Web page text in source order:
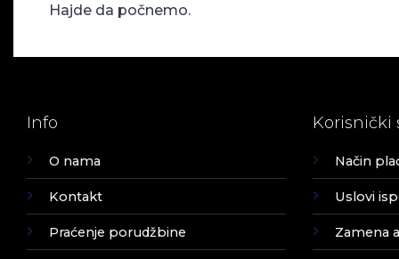
Hajde da počnemo.
Info
O nama
Kontakt
Praćenje porudžbine
Korisnički
Način
Uslovi
Zamena